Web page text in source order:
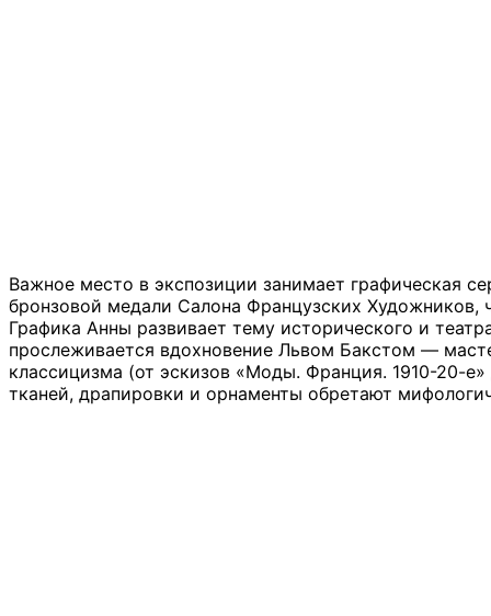
Важное место в экспозиции занимает графическая
бронзовой медали Салона Французских Художников,
Графика Анны развивает тему исторического и
прослеживается вдохновение Львом Бакстом —
классицизма (от эскизов «Моды. Франция. 1910-20-
тканей, драпировки и орнаменты обретают